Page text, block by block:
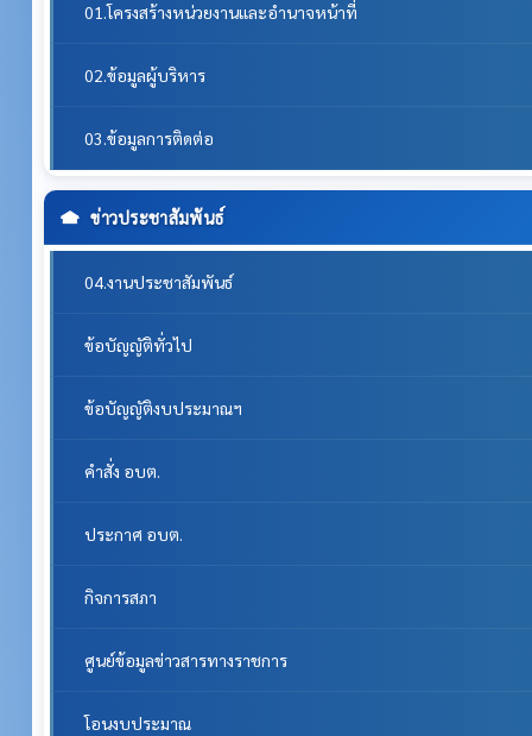
01.โครงสร้างหน่วยงานและอำนาจหน้าที่
02.ข้อมูลผู้บริหาร
03.ข้อมูลการติดต่อ
ข่าวประชาสัมพันธ์
04.งานประชาสัมพันธ์
ข้อบัญญัติทั่วไป
ข้อบัญญัติงบประมาณฯ
คำสั่ง อบต.
ประกาศ อบต.
กิจการสภา
ศูนย์ข้อมูลข่าวสารทางราชการ
โอนงบประมาณ